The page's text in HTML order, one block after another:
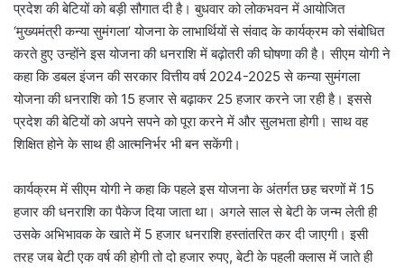
प्रदेश की बेटियों को बड़ी सौगात दी है। बुधवार को लोकभवन में आयोजित
‘मुख्यमंत्री कन्या सुमंगला’ योजना के लाभार्थियों से संवाद के कार्यक्रम को संबोधित
करते हुए उन्होंने इस योजना की धनराशि में बढ़ोतरी की घोषणा की है। सीएम योगी ने
कहा कि डबल इंजन की सरकार वित्तीय वर्ष 2024-2025 से कन्या सुमंगला
योजना की धनराशि को 15 हजार से बढ़ाकर 25 हजार करने जा रही है। इससे
प्रदेश की बेटियों को अपने सपने को पूरा करने में और सुलभता होगी। साथ वह
शिक्षित होने के साथ ही आत्मनिर्भर भी बन सकेंगी।
कार्यक्रम में सीएम योगी ने कहा कि पहले इस योजना के अंतर्गत छह चरणों में 15
हजार की धनराशि का पैकेज दिया जाता था। अगले साल से बेटी के जन्म लेती ही
उसके अभिभावक के खाते में 5 हजार धनराशि हस्तांतरित कर दी जाएगी। इसी
तरह जब बेटी एक वर्ष की होगी तो दो हजार रुपए, बेटी के पहली क्लास में जाते ही